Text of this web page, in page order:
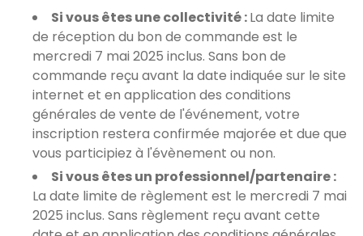
Si vous êtes une collectivité :La date limite
de réception du bon de commande est le
mercredi 7 mai 2025 inclus. Sans bon de
commande reçu avant la date indiquée sur le site
internet et en application des conditions
générales de vente de l'événement, votre
inscription restera confirmée majorée et due que
vous participiez à l'évènement ou non.
Si vous êtes un professionnel/partenaire :
La date limite de règlement est le mercredi 7 mai
2025 inclus. Sans règlement reçu avant cette